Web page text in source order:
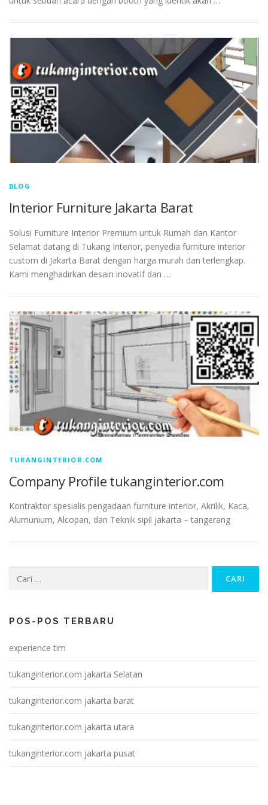
BLOG
Interior Furniture Jakarta Barat
Solusi Furniture Interior Premium untuk Rumah dan Kantor
Selamat datang di Tukang Interior, penyedia furniture interior
custom di Jakarta Barat dengan harga murah dan terlengkap.
Kami menghadirkan desain inovatif dan …
TUKANGINTERIOR.COM
Company Profile tukanginterior.com
Kontraktor spesialis pengadaan furniture interior, Akrilik, Kaca,
Alumunium, Alcopan, dan Teknik sipil jakarta – tangerang
POS-POS TERBARU
experience tim
tukanginterior.com jakarta Selatan
tukanginterior.com jakarta barat
tukanginterior.com jakarta utara
tukanginterior.com jakarta pusat